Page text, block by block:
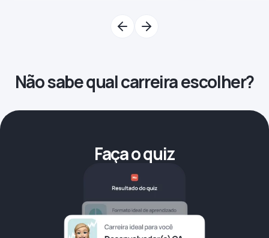
Não sabe qual carreira escolher?
Faça o quiz